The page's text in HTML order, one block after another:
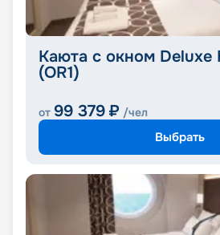
Каюта с окном Deluxe
(OR1)
от 99 379 ₽ /чел
Выбрать